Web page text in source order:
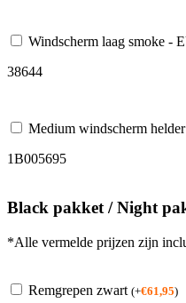
Windscherm laag smoke -
38644
Medium windscherm
1B005695
Black pakket / Night
*Alle vermelde prijzen zijn
Remgrepen zwart (+€61,95)